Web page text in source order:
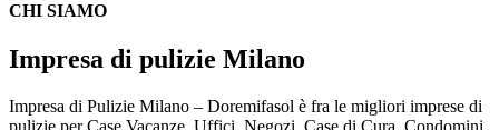
CHI SIAMO
Impresa di pulizie Milano
Impresa di Pulizie Milano – Doremifasol è fra le migliori imprese di